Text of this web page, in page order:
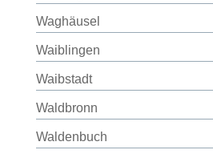
Waghäusel
Waiblingen
Waibstadt
Waldbronn
Waldenbuch